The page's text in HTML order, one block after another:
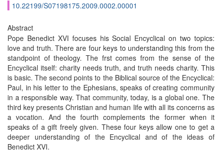
10.22199/S07198175.2009.0002.00001
Abstract
Pope Benedict XVI focuses his Social Encyclical on two topics:
love and truth. There are four keys to understanding this from the
standpoint of theology. The frst comes from the sense of the
Encyclical itself: charity needs truth, and truth needs charity. This
is basic. The second points to the Biblical source of the Encyclical:
Paul, in his letter to the Ephesians, speaks of creating community
in a responsible way. That community, today, is a global one. The
third key presents Christian and human life with all its concerns as
a vocation. And the fourth complements the former when it
speaks of a gift freely given. These four keys allow one to get a
deeper understanding of the Encyclical and of the ideas of
Benedict XVI.